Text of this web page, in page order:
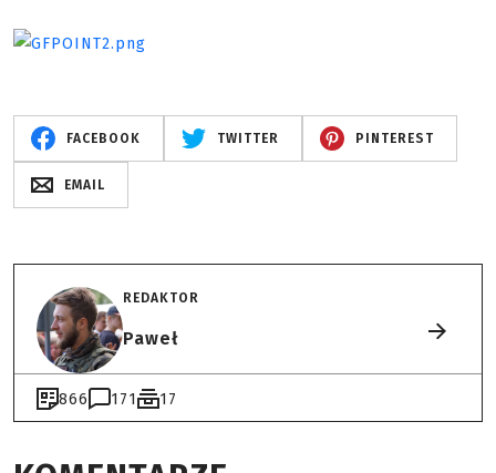
FACEBOOK TWITTER PINTEREST
EMAIL
REDAKTOR
Paweł
866 171 17